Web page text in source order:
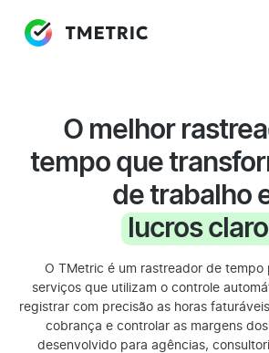
O melhor
tempo que
de trabalho
lucros
O TMetric é um rastreador de tempo
serviços que utilizam o controle
registrar com precisão as horas
cobrança e controlar as margens
desenvolvido para agências,